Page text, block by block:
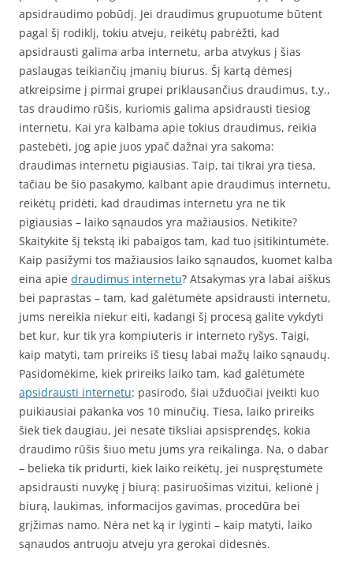
apsidraudimo pobūdį. Jei draudimus grupuotume būtent
pagal šį rodiklį, tokiu atveju, reikėtų pabrėžti, kad
apsidrausti galima arba internetu, arba atvykus į šias
paslaugas teikiančių įmanių biurus. Šį kartą dėmesį
atkreipsime į pirmai grupei priklausančius draudimus, t.y.,
tas draudimo rūšis, kuriomis galima apsidrausti tiesiog
internetu. Kai yra kalbama apie tokius draudimus, reikia
pastebėti, jog apie juos ypač dažnai yra sakoma:
draudimas internetu pigiausias. Taip, tai tikrai yra tiesa,
tačiau be šio pasakymo, kalbant apie draudimus internetu,
reikėtų pridėti, kad draudimas internetu yra ne tik
pigiausias – laiko sąnaudos yra mažiausios. Netikite?
Skaitykite šį tekstą iki pabaigos tam, kad tuo įsitikintumėte.
Kaip pasižymi tos mažiausios laiko sąnaudos, kuomet kalba
eina apie draudimus internetu? Atsakymas yra labai aiškus
bei paprastas – tam, kad galėtumėte apsidrausti internetu,
jums nereikia niekur eiti, kadangi šį procesą galite vykdyti
bet kur, kur tik yra kompiuteris ir interneto ryšys. Taigi,
kaip matyti, tam prireiks iš tiesų labai mažų laiko sąnaudų.
Pasidomėkime, kiek prireiks laiko tam, kad galėtumėte
apsidrausti internetu: pasirodo, šiai užduočiai įveikti kuo
puikiausiai pakanka vos 10 minučių. Tiesa, laiko prireiks
šiek tiek daugiau, jei nesate tiksliai apsisprendęs, kokia
draudimo rūšis šiuo metu jums yra reikalinga. Na, o dabar
– belieka tik pridurti, kiek laiko reikėtų, jei nuspręstumėte
apsidrausti nuvykę į biurą: pasiruošimas vizitui, kelionė į
biurą, laukimas, informacijos gavimas, procedūra bei
grįžimas namo. Nėra net ką ir lyginti – kaip matyti, laiko
sąnaudos antruoju atveju yra gerokai didesnės.